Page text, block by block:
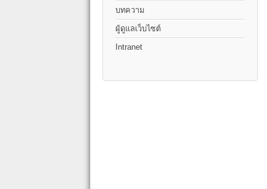
บทความ
ผู้ดูแลเว็บไซต์
Intranet